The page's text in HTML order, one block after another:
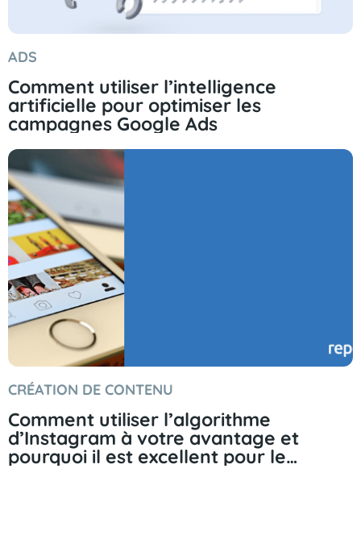
ADS
Comment utiliser l’intelligence
artificielle pour optimiser les
campagnes Google Ads
CRÉATION DE CONTENU
Comment utiliser l’algorithme
d’Instagram à votre avantage et
pourquoi il est excellent pour le